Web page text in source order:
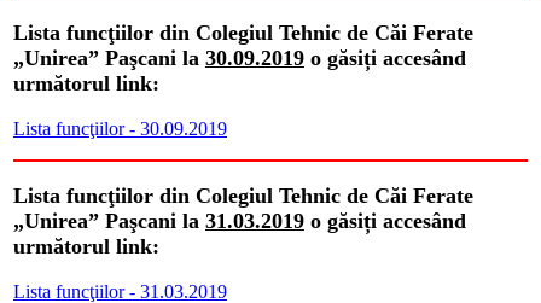
Lista funcţiilor din Colegiul Tehnic de Căi Ferate
„Unirea” Paşcani la 30.09.2019 o găsiți accesând
următorul link:
Lista funcţiilor - 30.09.2019
Lista funcţiilor din Colegiul Tehnic de Căi Ferate
„Unirea” Paşcani la 31.03.2019 o găsiți accesând
următorul link:
Lista funcţiilor - 31.03.2019